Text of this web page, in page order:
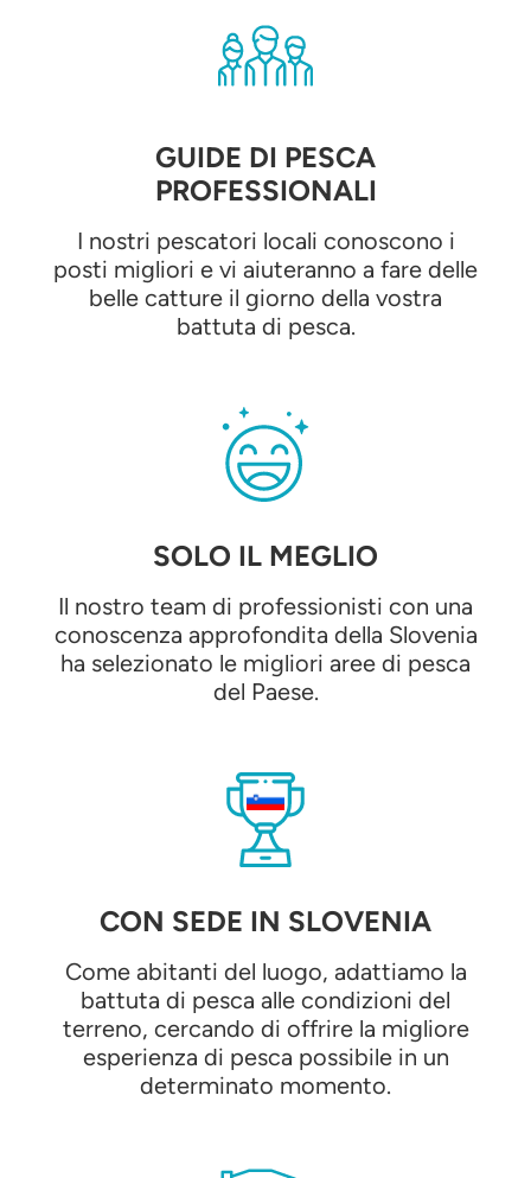
GUIDE DI PESCA
PROFESSIONALI
I nostri pescatori locali conoscono i
posti migliori e vi aiuteranno a fare delle
belle catture il giorno della vostra
battuta di pesca.
SOLO IL MEGLIO
Il nostro team di professionisti con una
conoscenza approfondita della Slovenia
ha selezionato le migliori aree di pesca
del Paese.
CON SEDE IN SLOVENIA
Come abitanti del luogo, adattiamo la
battuta di pesca alle condizioni del
terreno, cercando di offrire la migliore
esperienza di pesca possibile in un
determinato momento.